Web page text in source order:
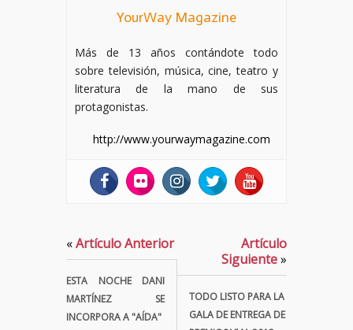
YourWay Magazine
Más de 13 años contándote todo
sobre televisión, música, cine, teatro y
literatura de la mano de sus
protagonistas.
http://www.yourwaymagazine.com
«Artículo Anterior
ESTA NOCHE DANI
MARTÍNEZ SE
INCORPORA A "AÍDA"
Artículo
Siguiente»
TODO LISTO PARA LA
GALA DE ENTREGA DE